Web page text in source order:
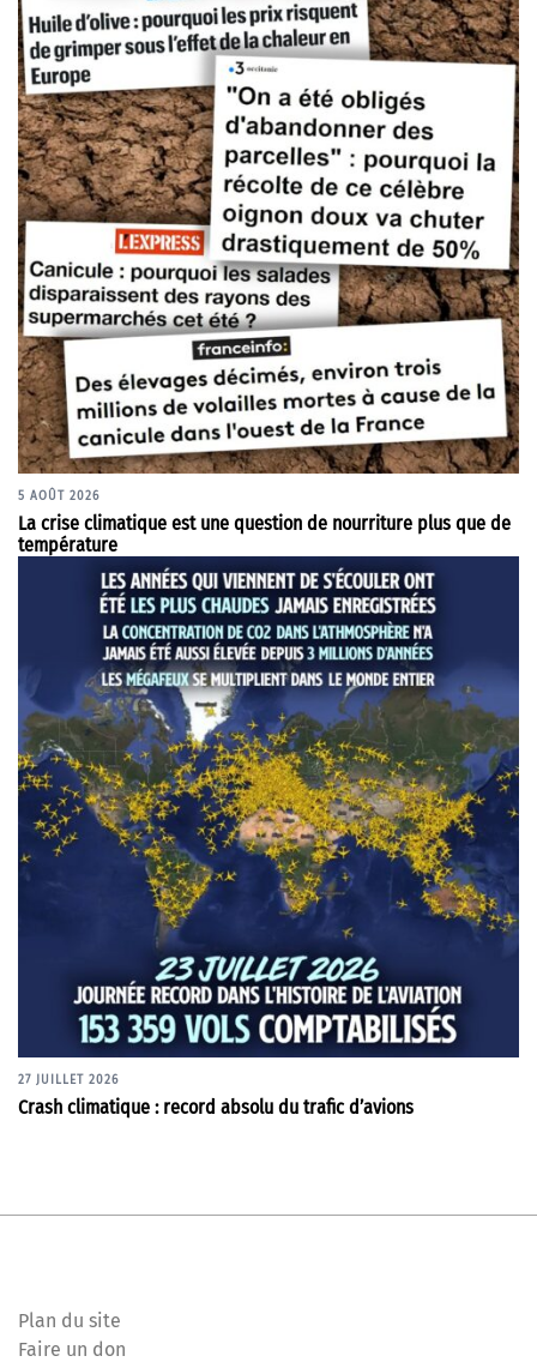
5 AOÛT 2026
La crise climatique est une question de nourriture plus que de
température
27 JUILLET 2026
Crash climatique : record absolu du trafic d’avions
Plan du site
Faire un don